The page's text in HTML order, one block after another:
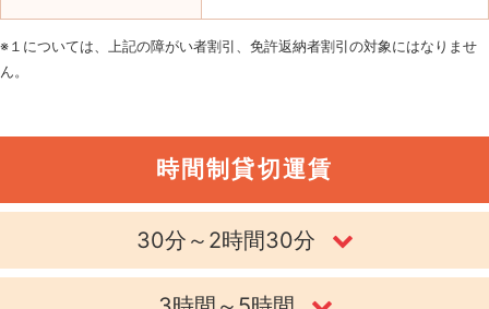
※１については、上記の障がい者割引、免許返納者割引の対象にはなりませ
ん。
時間制貸切運賃
30分～2時間30分